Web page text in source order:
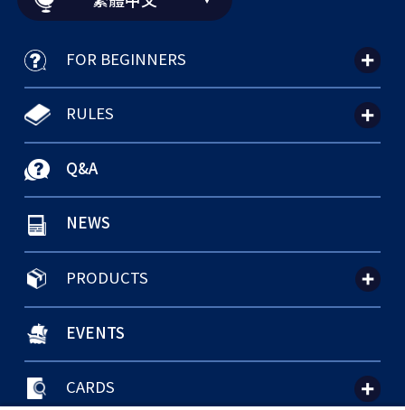
FOR BEGINNERS
RULES
Q&A
NEWS
PRODUCTS
EVENTS
CARDS